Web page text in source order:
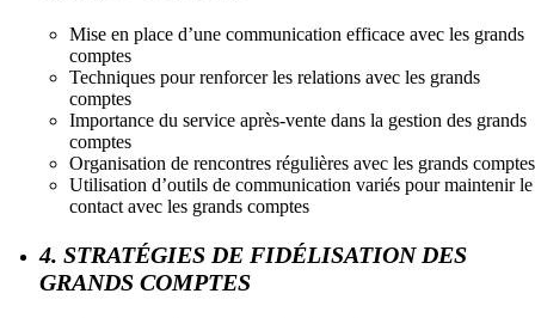
Mise en place d’une communication efficace avec les grands
comptes
Techniques pour renforcer les relations avec les grands
comptes
Importance du service après-vente dans la gestion des grands
comptes
Organisation de rencontres régulières avec les grands comptes
Utilisation d’outils de communication variés pour maintenir le
contact avec les grands comptes
4. STRATÉGIES DE FIDÉLISATION DES
GRANDS COMPTES